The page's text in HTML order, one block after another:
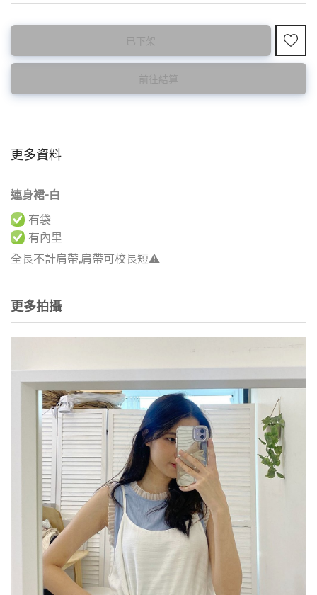
已下架
前往結算
更多資料
連身裙-白
有袋
有內里
全長不計肩帶,肩帶可校長短⚠️
更多拍攝